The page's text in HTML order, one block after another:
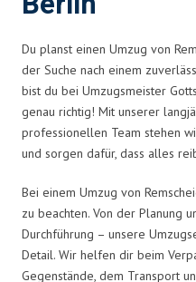
Du planst einen Umzug von
der Suche nach einem
bist du bei Umzugsmeister
genau richtig! Mit unserer
professionellen Team stehen
und sorgen dafür, dass alles
Bei einem Umzug von
zu beachten. Von der Planung
Durchführung – unsere
Detail. Wir helfen dir beim
Gegenstände, dem Transport